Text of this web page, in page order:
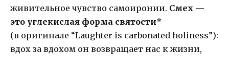
живительное чувство самоиронии. Смех —
это углекислая форма святости*
(в оригинале “Laughter is carbonated holiness”):
вдох за вдохом он возвращает нас к жизни,